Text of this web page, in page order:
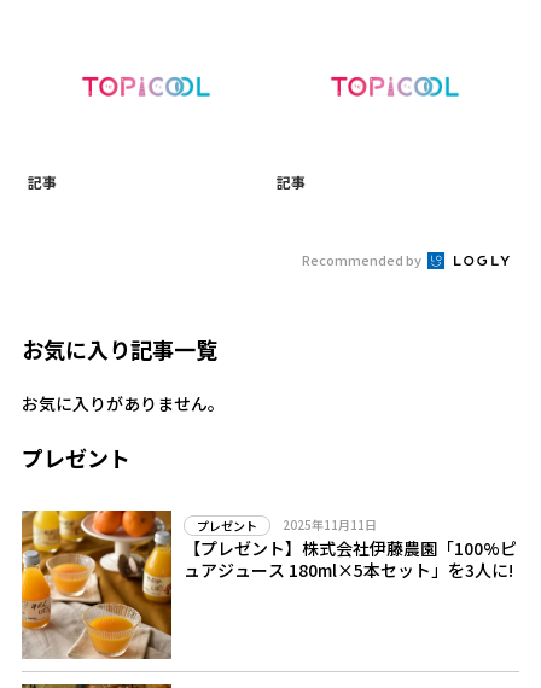
記事 記事
Recommended by
お気に入り記事一覧
お気に入りがありません。
プレゼント
プレゼント 2025年11月11日
【プレゼント】株式会社伊藤農園「100%ピ
ュアジュース 180ml×5本セット」を3人に!